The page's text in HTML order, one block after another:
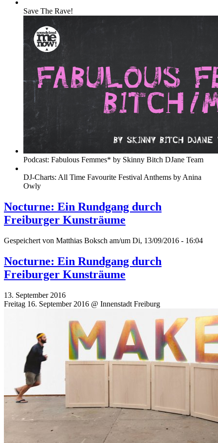
Save The Rave!
Podcast: Fabulous Femmes* by Skinny Bitch DJane Team
DJ-Charts: All Time Favourite Festival Anthems by Anina
Owly
Nocturne: Ein Rundgang durch
Freiburger Kunsträume
Gespeichert von Matthias Boksch am/um Di, 13/09/2016 - 16:04
Nocturne: Ein Rundgang durch
Freiburger Kunsträume
13. September 2016
Freitag 16. September 2016 @ Innenstadt Freiburg